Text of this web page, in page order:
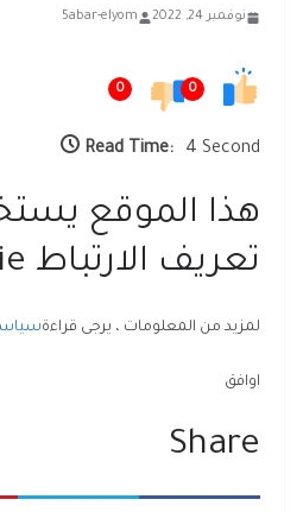
نوفمبر 24, 2022 5abar-elyom
0
0
Read Time: 4 Second
هذا الموقع
تعريف الارتباط Cookie
لمزيد من المعلومات ، يرجى قراءة
اوافق
Share